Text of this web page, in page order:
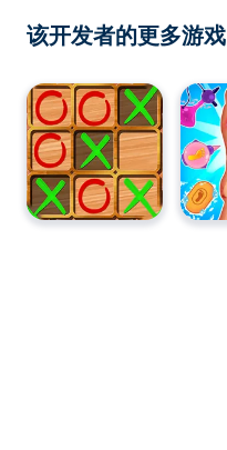
该开发者的更多游戏